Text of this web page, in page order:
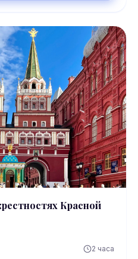
Красной
2 часа